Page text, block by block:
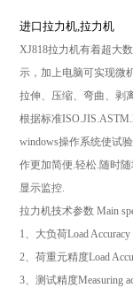
进口拉力机,拉力机
XJ818拉力机有着超大
示，加上电脑可实现微
拉伸、压缩、弯曲、剥
根据标准
windows操作系统使试
作更加简便.轻松.随时
显示监控.
拉力机技术参数 Main
1、大负荷Load Accuracy
2、荷重元精度Load
3、测试精度Measuring